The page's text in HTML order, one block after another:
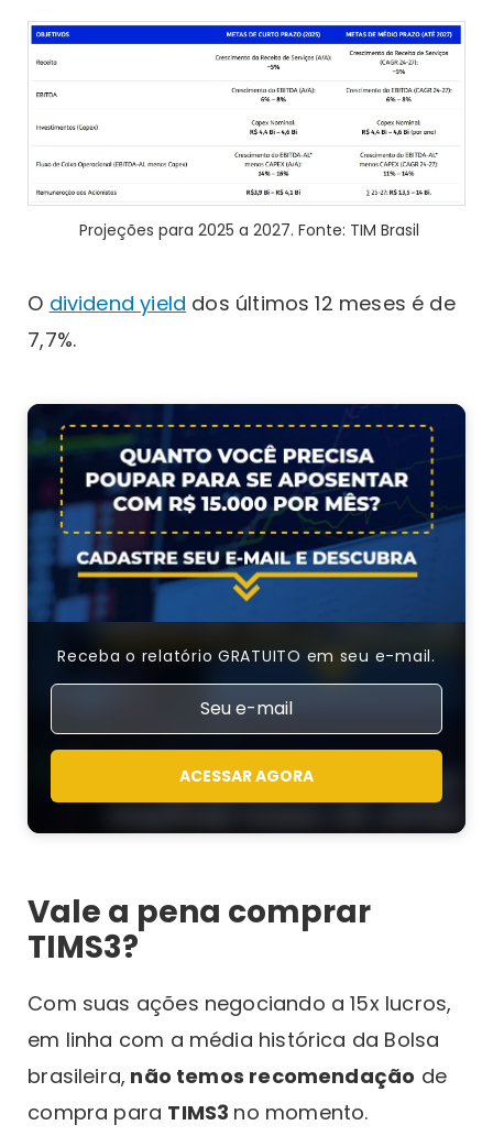
Projeções para 2025 a 2027. Fonte: TIM Brasil
O dividend yield dos últimos 12 meses é de
7,7%.
Receba o relatório GRATUITO em seu e-mail.
ACESSAR AGORA
Vale a pena comprar
TIMS3?
Com suas ações negociando a 15x lucros,
em linha com a média histórica da Bolsa
brasileira, não temos recomendação de
compra para TIMS3 no momento.